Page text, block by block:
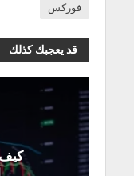
فوركس
قد يعجبك كذلك